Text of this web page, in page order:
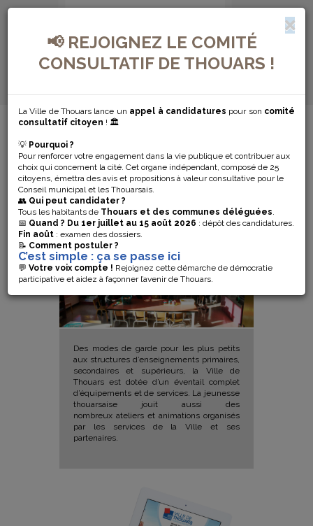
📢 REJOIGNEZ LE COMITÉ
CONSULTATIF DE THOUARS !
La Ville de Thouars lance un appel à candidatures pour son comité
consultatif citoyen ! 🏛️
💡 Pourquoi ?
Pour renforcer votre engagement dans la vie publique et contribuer aux
choix qui concernent la cité. Cet organe indépendant, composé de 25
citoyens, émettra des avis et propositions à valeur consultative pour le
Conseil municipal et les Thouarsais.
👥 Qui peut candidater ?
Tous les habitants de Thouars et des communes déléguées.
📅 Quand ? Du 1er juillet au 15 août 2026 : dépôt des candidatures.
Fin août : examen des dossiers.
📝 Comment postuler ?
C’est simple : ça se passe ici
💬 Votre voix compte ! Rejoignez cette démarche de démocratie
participative et aidez à façonner l’avenir de Thouars.
SCOLARITÉ / ENFANCE – JEUNESSE /
SCOLARITÉ /
ENFANCE –
JEUNESSE /
EDUCATION
Des modes de garde pour les plus petits
aux structures d’enseignements primaires,
secondaires et supérieurs, la Ville de
Thouars est dotée d’un éventail complet
d’équipements et de services. La jeunesse
thouarsaise jouit aussi des
nombreux ateliers et animations organisés
par les services de la Ville et ses
partenaires.